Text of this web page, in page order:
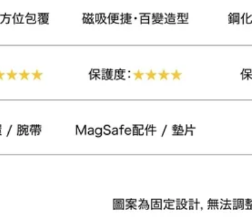
- +NT$ 219
NT$ 249
+
加入購物車
瀏覽更多